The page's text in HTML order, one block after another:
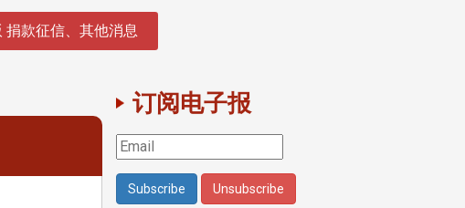
捐款征信、其他消息
订阅电子报